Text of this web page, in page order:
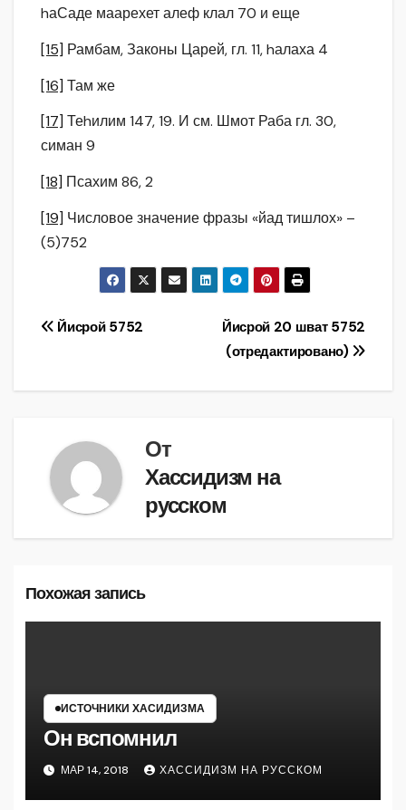
hаСаде маарехет алеф клал 70 и еще
[15] Рамбам, Законы Царей, гл. 11, hалаха 4
[16] Там же
[17] Теhилим 147, 19. И см. Шмот Раба гл. 30,
симан 9
[18] Псахим 86, 2
[19] Числовое значение фразы «йад тишлох» –
(5)752
Навигация
Йисрой 20 шват 5752
(отредактировано)
Йисрой 5752
От
Хассидизм на
русском
Похожая запись
ИСТОЧНИКИ ХАСИДИЗМА
Он вспомнил
МАР 14, 2018 ХАССИДИЗМ НА РУССКОМ